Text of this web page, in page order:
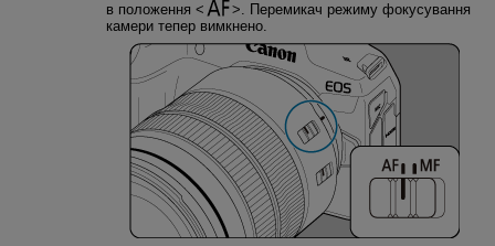
в положення
. Перемикач режиму фокусування
камери тепер вимкнено.